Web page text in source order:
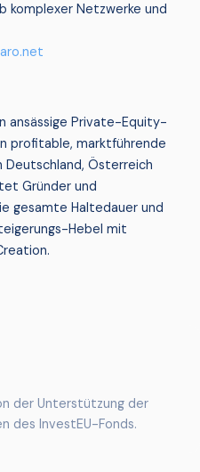
komplexer Netzwerke und
ansässige Private-Equity-
profitable, marktführende
Österreich
Gründer und
gesamte Haltedauer und
Hebel mit
der Unterstützung der
des InvestEU-Fonds.